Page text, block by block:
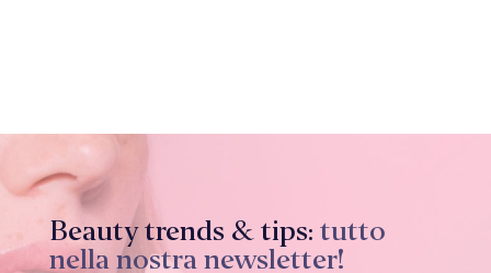
Beauty trends & tips: tutto
nella nostra newsletter!